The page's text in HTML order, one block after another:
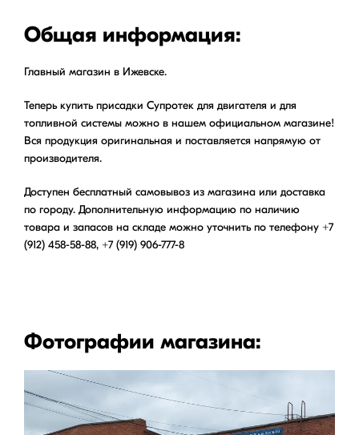
Общая информация:
Главный магазин в Ижевске.
Теперь купить присадки Супротек для двигателя и для
топливной системы можно в нашем официальном магазине!
Вся продукция оригинальная и поставляется напрямую от
производителя.
Доступен бесплатный самовывоз из магазина или доставка
по городу. Дополнительную информацию по наличию
товара и запасов на складе можно уточнить по телефону +7
(912) 458-58-88, +7 (919) 906-777-8
Фотографии магазина: